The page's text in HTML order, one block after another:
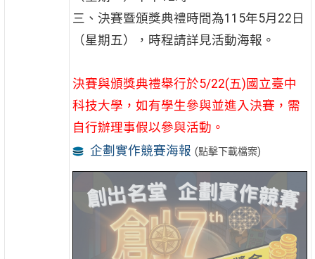
三、決賽暨頒獎典禮時間為115年5月22日
（星期五），時程請詳見活動海報。
決賽與頒獎典禮舉行於5/22(五)國立臺中
科技大學，如有學生參與並進入決賽，需
自行辦理事假以參與活動。
企劃實作競賽海報 (點擊下載檔案)